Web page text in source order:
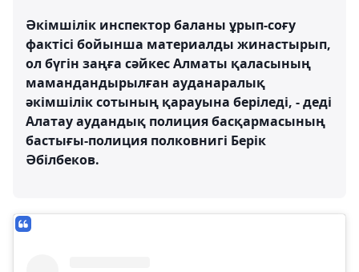
Әкімшілік инспектор баланы ұрып-соғу
фактісі бойынша материалды жинастырып,
ол бүгін заңға сәйкес Алматы қаласының
мамандандырылған ауданаралық
әкімшілік сотының қарауына беріледі, - деді
Алатау аудандық полиция басқармасының
бастығы-полиция полковнигі Берік
Әбілбеков.